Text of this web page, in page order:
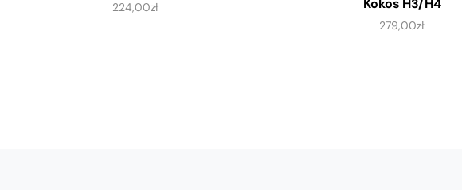
224,00zł
Kokos H3/H4
279,00zł